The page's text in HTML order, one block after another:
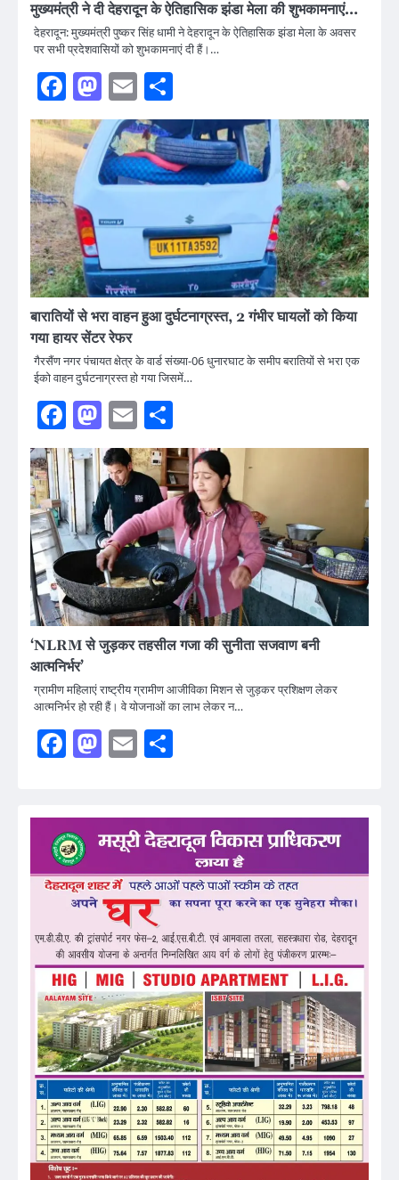
मुख्यमंत्री ने दी देहरादून के ऐतिहासिक झंडा मेला की शुभकामनाएं…
देहरादून: मुख्यमंत्री पुष्कर सिंह धामी ने देहरादून के ऐतिहासिक झंडा मेला के अवसर
पर सभी प्रदेशवासियों को शुभकामनाएं दी हैं।…
Facebook
Mastodon
Email
बारातियों से भरा वाहन हुआ दुर्घटनाग्रस्त, 2 गंभीर घायलों को किया
गया हायर सेंटर रेफर
गैरसैंण नगर पंचायत क्षेत्र के वार्ड संख्या-06 धुनारघाट के समीप बरातियों से भरा एक
ईको वाहन दुर्घटनाग्रस्त हो गया जिसमें…
Facebook
Mastodon
Email
‘NLRM से जुड़कर तहसील गजा की सुनीता सजवाण बनी
आत्मनिर्भर’
ग्रामीण महिलाएं राष्ट्रीय ग्रामीण आजीविका मिशन से जुड़कर प्रशिक्षण लेकर
आत्मनिर्भर हो रही हैं। वे योजनाओं का लाभ लेकर न…
Facebook
Mastodon
Email